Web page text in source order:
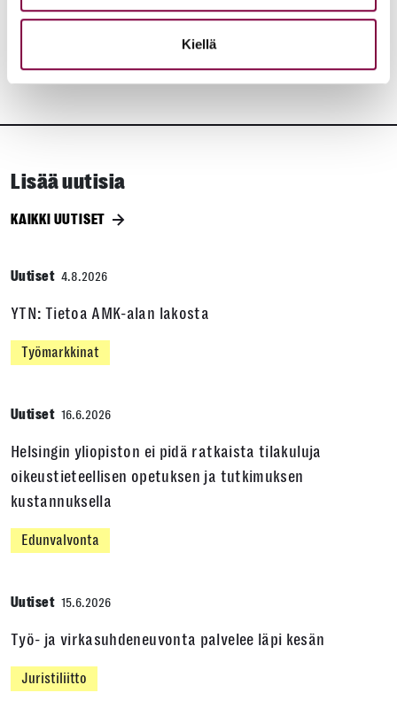
Kiellä
JAA:
Lisää uutisia
KAIKKI UUTISET
Uutiset 4.8.2026
YTN: Tietoa AMK-alan lakosta
Työmarkkinat
Uutiset 16.6.2026
Helsingin yliopiston ei pidä ratkaista tilakuluja
oikeustieteellisen opetuksen ja tutkimuksen
kustannuksella
Edunvalvonta
Uutiset 15.6.2026
Työ- ja virkasuhdeneuvonta palvelee läpi kesän
Juristiliitto